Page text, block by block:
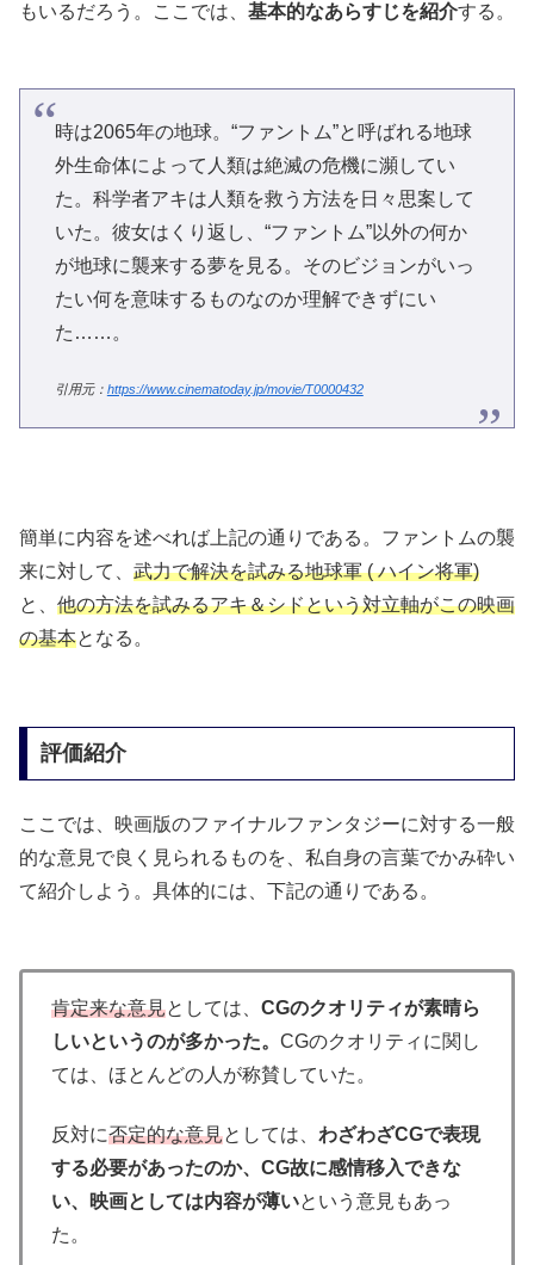
もいるだろう。ここでは、 基本的なあらすじを紹介する。
時は2065年の地球。“ファントム”と呼ばれる地球
外生命体によって人類は絶滅の危機に瀕してい
た。科学者アキは人類を救う方法を日々思案して
いた。彼女はくり返し、“ファントム”以外の何か
が地球に襲来する夢を見る。そのビジョンがいっ
たい何を意味するものなのか理解できずにい
た……。
引用元： https://www.cinematoday.jp/movie/T0000432
簡単に内容を述べれば上記の通りである。ファントムの襲
来に対して、 武力で解決を試みる地球軍 ( ハイン将軍)
と、 他の方法を試みるアキ＆シドという対立軸がこの映画
の基本となる。
評価紹介
ここでは、映画版のファイナルファンタジーに対する一般
的な意見で良く見られるものを、私自身の言葉でかみ砕い
て紹介しよう。具体的には、下記の通りである。
肯定来な意見としては、 CGのクオリティが素晴ら
しいというのが多かった。 CGのクオリティに関し
ては、ほとんどの人が称賛していた。
反対に否定的な意見としては、 わざわざCGで表現
する必要があったのか、CG故に感情移入できな
い、映画としては内容が薄いという意見もあっ
た。